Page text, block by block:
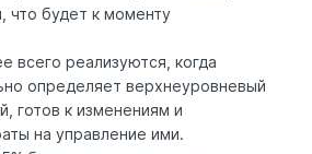
что будет к моменту
всего реализуются, когда
определяет верхнеуровневый
готов к изменениям и
на управление ими.